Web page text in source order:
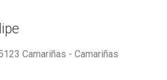
Camariñas - Camariñas